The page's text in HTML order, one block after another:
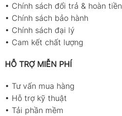
• Chính sách đổi trả & hoàn tiền
• Chính sách bảo hành
• Chính sách đại lý
• Cam kết chất lượng
HỖ TRỢ MIỄN PHÍ
• Tư vấn mua hàng
• Hỗ trợ kỹ thuật
• Tải phần mềm